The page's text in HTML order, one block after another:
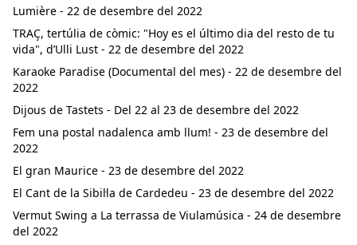
Lumière - 22 de desembre del 2022
TRAÇ, tertúlia de còmic: "Hoy es el último dia del resto de tu
vida", d’Ulli Lust - 22 de desembre del 2022
Karaoke Paradise (Documental del mes) - 22 de desembre del
2022
Dijous de Tastets - Del 22 al 23 de desembre del 2022
Fem una postal nadalenca amb llum! - 23 de desembre del
2022
El gran Maurice - 23 de desembre del 2022
El Cant de la Sibil·la de Cardedeu - 23 de desembre del 2022
Vermut Swing a La terrassa de Viulamúsica - 24 de desembre
del 2022